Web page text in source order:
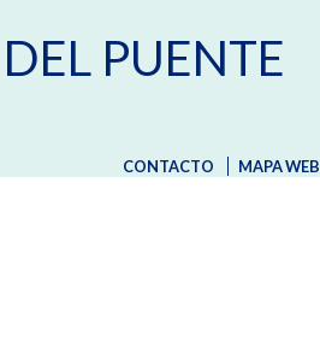
PUENTE
CONTACTO MAPA WEB